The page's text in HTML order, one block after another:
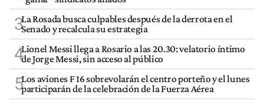
3La Rosada busca culpables después de la derrota en el
Senado y recalcula su estrategia
4Lionel Messi llega a Rosario a las 20.30: velatorio íntimo
de Jorge Messi, sin acceso al público
5Los aviones F 16 sobrevolarán el centro porteño y el lunes
participarán de la celebración de la Fuerza Aérea